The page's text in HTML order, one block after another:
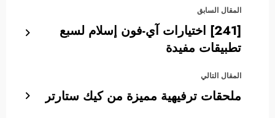
المقال السابق
[241] اختيارات آي-فون إسلام لسبع
تطبيقات مفيدة
المقال التالي
ملحقات ترفيهية مميزة من كيك ستارتر